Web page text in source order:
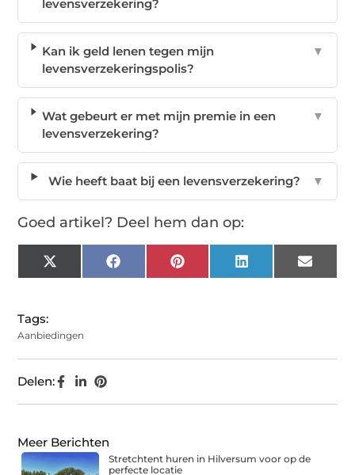
levensverzekering?
Kan ik geld lenen tegen mijn
levensverzekeringspolis?
▼
Wat gebeurt er met mijn premie in een
levensverzekering?
▼
Wie heeft baat bij een levensverzekering? ▼
Goed artikel? Deel hem dan op:
X
(Twitter)
Facebook Pinterest LinkedIn Email
Tags:
Aanbiedingen
Delen:
Meer Berichten
Stretchtent huren in Hilversum voor op de
perfecte locatie